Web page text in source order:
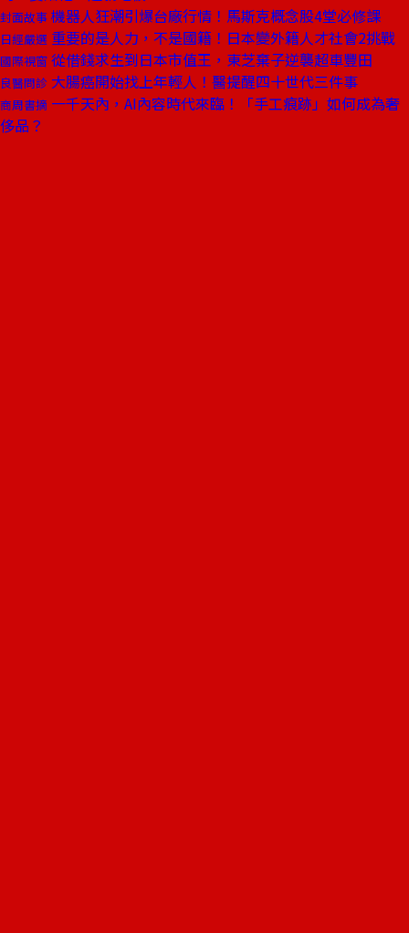
封面故事 機器人狂潮引爆台廠行情！馬斯克概念股4堂必修課
日經嚴選 重要的是人力，不是國籍！日本變外籍人才社會2挑戰
國際視窗 從借錢求生到日本市值王，東芝棄子逆襲超車豐田
良醫問診 大腸癌開始找上年輕人！醫提醒四十世代三件事
商周書摘 一千天內，AI內容時代來臨！「手工痕跡」如何成為奢
侈品？